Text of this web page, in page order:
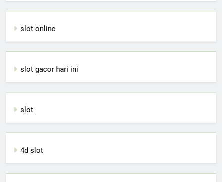
slot online
slot gacor hari ini
slot
4d slot